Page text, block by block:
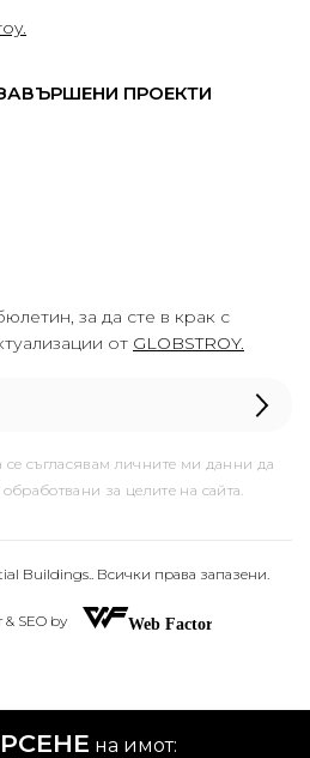
ПРОЕКТИ
за да сте в крак с
от GLOBSTROY.
се съгласявам личните ми данни да
за целите на сайта.
Buildings.. Всички права запазени.
& SEO by
на имот: